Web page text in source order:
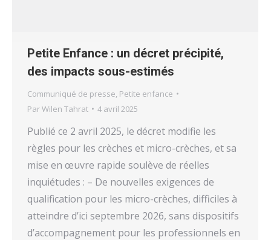
Petite Enfance : un décret précipité,
des impacts sous-estimés
Communiqué de presse, Petite enfance
ParWilen Tahrat 4 avril 2025
Publié ce 2 avril 2025, le décret modifie les
règles pour les crèches et micro-crèches, et sa
mise en œuvre rapide soulève de réelles
inquiétudes : – De nouvelles exigences de
qualification pour les micro-crèches, difficiles à
atteindre d’ici septembre 2026, sans dispositifs
d’accompagnement pour les professionnels en